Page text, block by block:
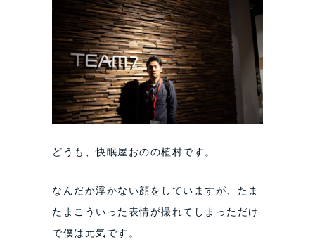
どうも、快眠屋おのの植村です。
なんだか浮かない顔をしていますが、たま
たまこういった表情が撮れてしまっただけ
で僕は元気です。